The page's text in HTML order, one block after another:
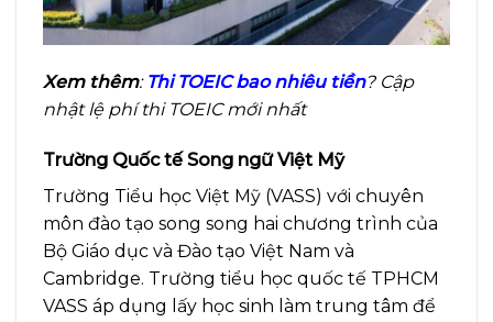
Xem thêm: Thi TOEIC bao nhiêu tiền? Cập
nhật lệ phí thi TOEIC mới nhất
Trường Quốc tế Song ngữ Việt Mỹ
Trường Tiểu học Việt Mỹ (VASS) với chuyên
môn đào tạo song song hai chương trình của
Bộ Giáo dục và Đào tạo Việt Nam và
Cambridge. Trường tiểu học quốc tế TPHCM
VASS áp dụng lấy học sinh làm trung tâm để